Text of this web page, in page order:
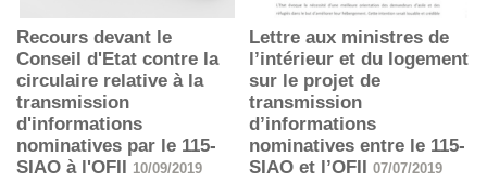
Recours devant le
Conseil d'Etat contre la
circulaire relative à la
transmission
d'informations
nominatives par le 115-
SIAO à l'OFII 10/09/2019
Lettre aux ministres de
l’intérieur et du logement
sur le projet de
transmission
d’informations
nominatives entre le 115-
SIAO et l’OFII 07/07/2019